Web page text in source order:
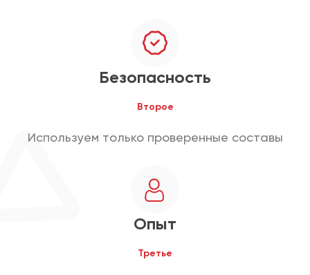
Безопасность
Второе
Используем только проверенные составы
Опыт
Третье